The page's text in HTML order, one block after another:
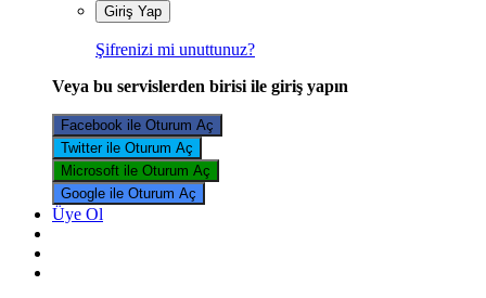
Giriş Yap
Şifrenizi mi unuttunuz?
Veya bu servislerden birisi ile giriş yapın
Facebook ile Oturum Aç
Twitter ile Oturum Aç
Microsoft ile Oturum Aç
Google ile Oturum Aç
Üye Ol